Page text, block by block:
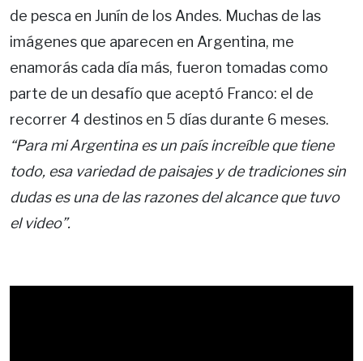
de pesca en Junín de los Andes. Muchas de las
imágenes que aparecen en Argentina, me
enamorás cada día más, fueron tomadas como
parte de un desafío que aceptó Franco: el de
recorrer 4 destinos en 5 días durante 6 meses.
“Para mi Argentina es un país increíble que tiene
todo, esa variedad de paisajes y de tradiciones sin
dudas es una de las razones del alcance que tuvo
el video”.